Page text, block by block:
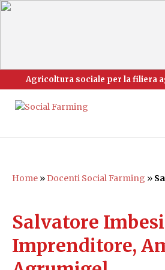
Agricoltura sociale per la filiera
Home » Docenti Social Farming »
Salvatore
Imprenditore,